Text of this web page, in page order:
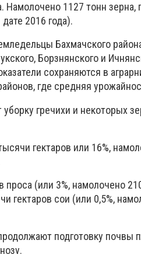
Намолочено 1127 тонн
2016 года).
Бахмачского
Борзнянского и
сохраняются в
где средняя
гречихи и некоторых
гектаров или 16%,
(или 3%, намолочено
гектаров сои (или 0,5%,
подготовку почвы